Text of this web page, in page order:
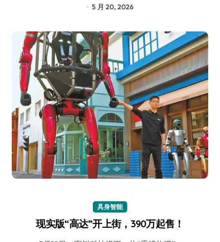
5 月 20, 2026
具身智能
现实版“高达”开上街，390万起售！